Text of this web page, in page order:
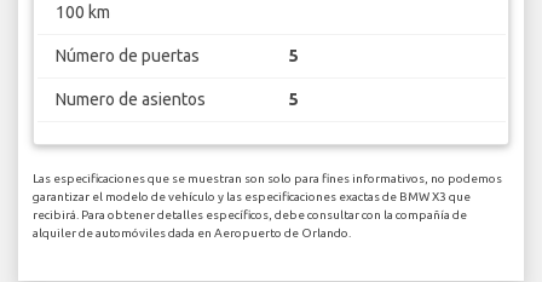
100 km
Número de puertas 5
Numero de asientos 5
Las especificaciones que se muestran son solo para fines informativos, no podemos
garantizar el modelo de vehículo y las especificaciones exactas de BMW X3 que
recibirá. Para obtener detalles específicos, debe consultar con la compañía de
alquiler de automóviles dada en Aeropuerto de Orlando.